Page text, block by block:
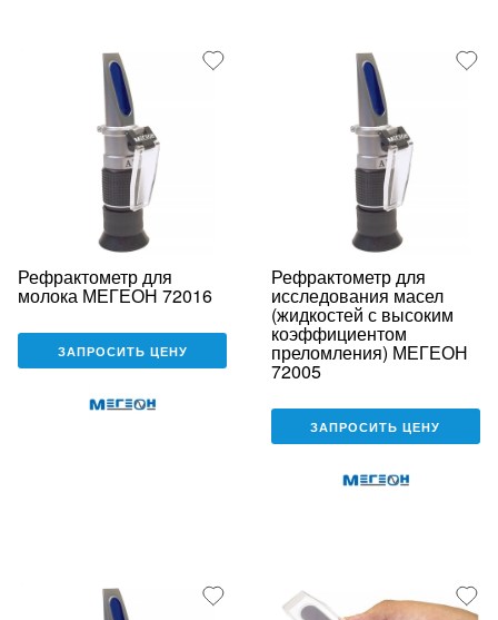
Рефрактометр для
молока МЕГЕОН 72016
ЗАПРОСИТЬ ЦЕНУ
Рефрактометр для
исследования масел
(жидкостей с высоким
коэффициентом
преломления) МЕГЕОН
72005
ЗАПРОСИТЬ ЦЕНУ